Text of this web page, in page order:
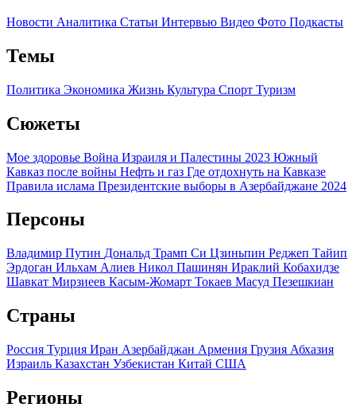
Новости Аналитика Статьи Интервью Видео Фото Подкасты
Темы
Политика Экономика Жизнь Культура Спорт Туризм
Сюжеты
Мое здоровье Война Израиля и Палестины 2023 Южный
Кавказ после войны Нефть и газ Где отдохнуть на Кавказе
Правила ислама Президентские выборы в Азербайджане 2024
Персоны
Владимир Путин Дональд Трамп Си Цзиньпин Реджеп Тайип
Эрдоган Ильхам Алиев Никол Пашинян Ираклий Кобахидзе
Шавкат Мирзиеев Касым-Жомарт Токаев Масуд Пезешкиан
Страны
Россия Турция Иран Азербайджан Армения Грузия Абхазия
Израиль Казахстан Узбекистан Китай США
Регионы